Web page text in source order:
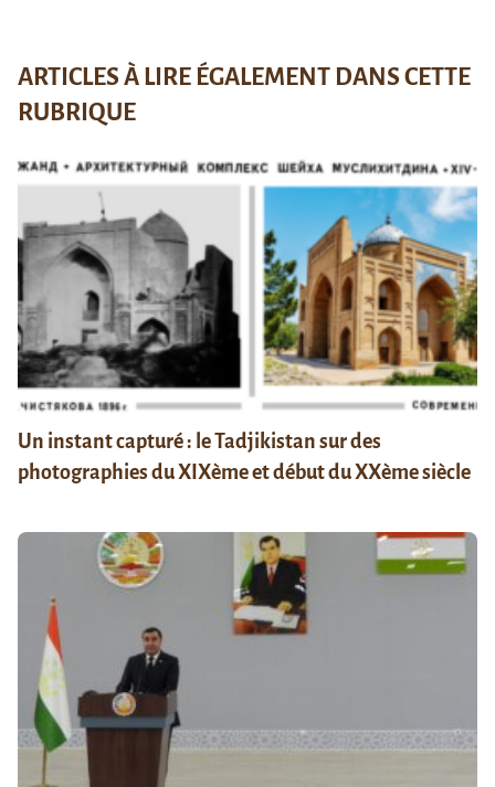
ARTICLES À LIRE ÉGALEMENT DANS CETTE
RUBRIQUE
Un instant capturé : le Tadjikistan sur des
photographies du XIXème et début du XXème siècle